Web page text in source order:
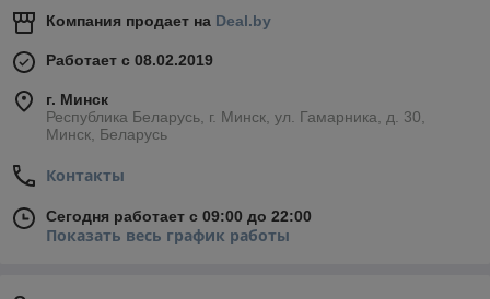
Компания продает на Deal.by
Работает с 08.02.2019
г. Минск
Республика Беларусь, г. Минск, ул. Гамарника, д. 30,
Минск, Беларусь
Контакты
Сегодня работает с 09:00 до 22:00
Показать весь график работы